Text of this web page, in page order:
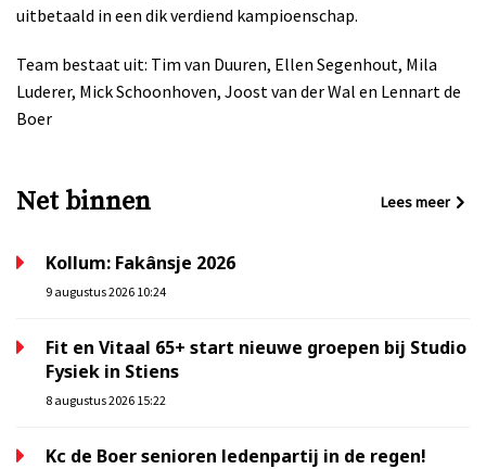
uitbetaald in een dik verdiend kampioenschap.
Team bestaat uit: Tim van Duuren, Ellen Segenhout, Mila
Luderer, Mick Schoonhoven, Joost van der Wal en Lennart de
Boer
Net binnen Lees meer
Kollum: Fakânsje 2026
9 augustus 2026 10:24
Fit en Vitaal 65+ start nieuwe groepen bij Studio
Fysiek in Stiens
8 augustus 2026 15:22
Kc de Boer senioren ledenpartij in de regen!